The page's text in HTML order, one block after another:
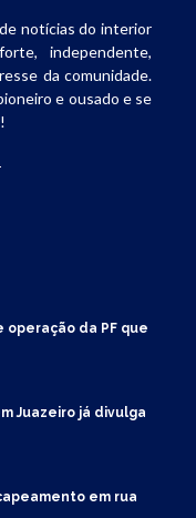
notícias do interior
independente,
da comunidade.
e ousado e se
operação da PF que
Juazeiro já divulga
em rua